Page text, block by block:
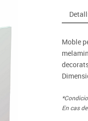
Matemàtiques
Videoprojecció
Moble
En cas